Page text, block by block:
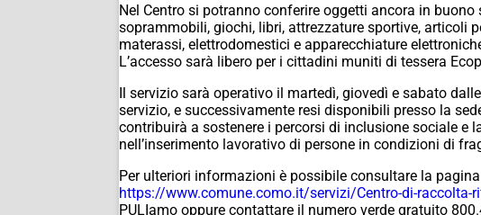
Nel Centro si potranno conferire oggetti ancora in
soprammobili, giochi, libri, attrezzature sportive, articoli
materassi, elettrodomestici e apparecchiature
L’accesso sarà libero per i cittadini muniti di tessera
Il servizio sarà operativo il martedì, giovedì e sabato
servizio, e successivamente resi disponibili presso la
contribuirà a sostenere i percorsi di inclusione sociale
nell’inserimento lavorativo di persone in condizioni di
Per ulteriori informazioni è possibile consultare la
https://www.comune.como.it/servizi/Centro-di-raccolta-
PULIamo oppure contattare il numero verde gratuito